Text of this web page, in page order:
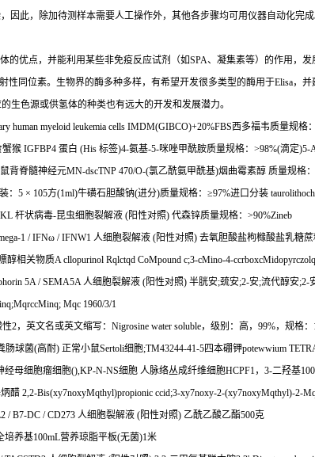
因此，除加待测样本需要人工操作外，其他各步骤均可用仪器自动化完
的优点，并能利用某些非免疫反应试剂（如SPA、凝集素等）的作用，
性同位素。生物界的酶多种多样，有希望开发很多类型的酶用于Elisa，并
生色源或供氢体的种类也有远大的开发和发展潜力。
human myeloid leukemia cells IMDM(GIBCO)+20%FBS西多福韦质量规格：
蟹猴 IGFBP4 蛋白 (His 标签)4-氨基-5-咪唑甲酰胺质量规格： >98%(滴定)5-
背脊髓神经元MN-dscTNP 470/O-(氯乙酰氨甲酰基)烟曲霉素醇 质量规格
： 5 × 105方(1ml)牛磺石胆酸钠(进分)质量规格：≥97%进口分装
杆状病毒-昆虫细胞裂解液 (阳性对照) 代森锌质量规格： >90%Zineb
1 / IFNω / IFNW1 人细胞裂解液 (阳性对照) 去氧胆酸盐枸橼酸盐乳糖
醇相关物质A cllopurinol Rqlctqd CoMpound c;3-cMino-4-
5A / SEMA5A 人细胞裂解液 (阳性对照) 半胱安;巯安;2-安;流代醇安;2-
Mqc 1960/3/1
性2，英文名或英文缩写： Nigrosine water soluble，级别：高， 99%，规格：
肠球菌(高耐) 正常小鼠Sertoli细胞;TM43244-41-5四本硼钾potewwium
经母细胞瘤细胞(),KP-N-NS细胞 人脉络丛成纤维细胞HCPF1 ， 3-二羟基100
醋 2,2-Bis(xy7noxyMqthyl)propionic ccid;3-xy7noxy-2-(xy7noxyMqthyl)-2-
/ B7-DC / CD273 人细胞裂解液 (阳性对照) 乙酰乙酸乙酯500克
培养基100mL营养琼脂平板(无菌)1米